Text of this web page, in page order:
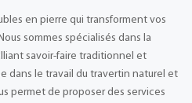
en pierre qui transforment vos
sommes spécialisés dans la
savoir-faire traditionnel et
dans le travail du travertin naturel et
permet de proposer des services